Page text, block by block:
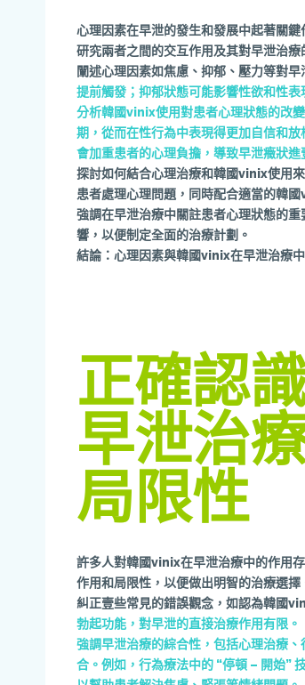
心理因素在早泄的發生和發展中起著關
研究兩者之間的交互作用及其對早泄治療
闡述心理因素如焦慮、抑郁、壓力等對早
提前觸發；抑郁狀態可能影響性欲和性表
分析韓國vinix使用對患者心理狀態的改
期，從而在性行為中表現得更加自信和
會加重患者的心理負擔，導致早泄癥狀進
探討如何結合心理治療和韓國vinix使用
患者處理心理問題，同時配合適當的韓
強調在早泄治療中關註患者心理狀態的
響，以便制定全面的治療計劃。
結論：心理因素與韓國vinix在早泄治療
正確認
早泄治
局限性
許多人對韓國vinix在早泄治療中的作用
作用和局限性，以便做出明智的治療選擇
糾正壹些常見的錯誤觀念，如認為韓國
勃起功能，對早泄的直接治療作用有限。
強調早泄治療的綜合性，包括心理治療
合。例如，行為療法中的 “停頓 – 開始”